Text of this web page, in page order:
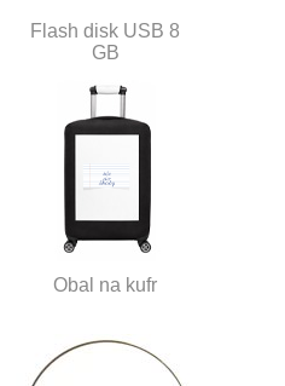
Flash disk USB 8
GB
Obal na kufr